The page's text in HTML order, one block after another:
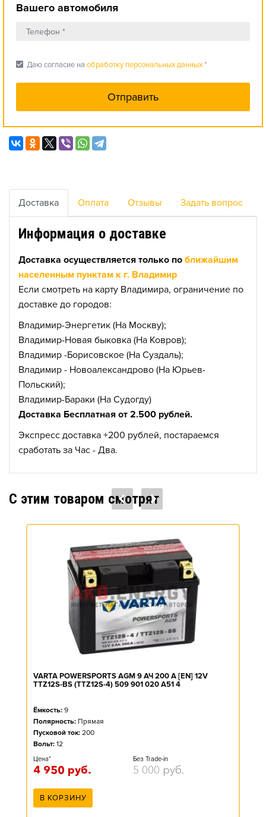
Вашего автомобиля
check_box Даю согласие на обработку персональных данных*
Доставка Оплата Отзывы Задать вопрос
Информация о доставке
Доставка осуществляется только по ближайшим
населенным пунктам к г. Владимир
Если смотреть на карту Владимира, ограничение по
доставке до городов:
Владимир-Энергетик (На Москву);
Владимир-Новая быковка (На Ковров);
Владимир -Борисовское (На Суздаль);
Владимир - Новоалександрово (На Юрьев-
Польский);
Владимир-Бараки (На Судогду)
Доставка Бесплатная от 2.500 рублей.
Экспресс доставка +200 рублей, постараемся
сработать за Час - Два.
C этим товаром смотрят
VARTA POWERSPORTS AGM 9 АЧ 200 A [EN] 12V
TTZ12S-BS (TTZ12S-4) 509 901 020 A51 4
Ёмкость: 9
Полярность: Прямая
Пусковой ток: 200
Вольт: 12
Цена*
4 950 руб.
Без Trade-in
5 000 руб.
В КОРЗИНУ